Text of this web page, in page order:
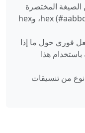
المختصرة
hex (#abc)، الصيغة القياسية hex (#aabbcc)، وhex
فوري حول ما إذا
باستخدام هذا
نوع من تنسيقات